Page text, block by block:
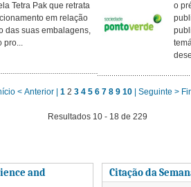
Tetra Pak que retrata
em relação
das suas embalagens,
pro...
o
< Anterior | 1 2 3 4 5 6 7 8 9 10 | Seguinte >
Resultados 10 - 18 de 229
and
Citação da